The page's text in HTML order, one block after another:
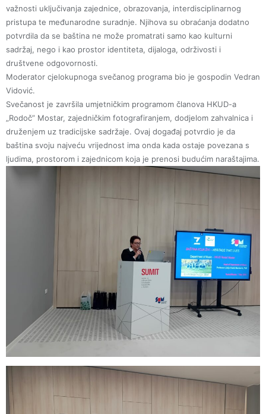
važnosti uključivanja zajednice, obrazovanja, interdisciplinarnog
pristupa te međunarodne suradnje. Njihova su obraćanja dodatno
potvrdila da se baština ne može promatrati samo kao kulturni
sadržaj, nego i kao prostor identiteta, dijaloga, održivosti i
društvene odgovornosti.
Moderator cjelokupnoga svečanog programa bio je gospodin Vedran
Vidović.
Svečanost je završila umjetničkim programom članova HKUD-a
„Rodoč” Mostar, zajedničkim fotografiranjem, dodjelom zahvalnica i
druženjem uz tradicijske sadržaje. Ovaj događaj potvrdio je da
baština svoju najveću vrijednost ima onda kada ostaje povezana s
ljudima, prostorom i zajednicom koja je prenosi budućim naraštajima.